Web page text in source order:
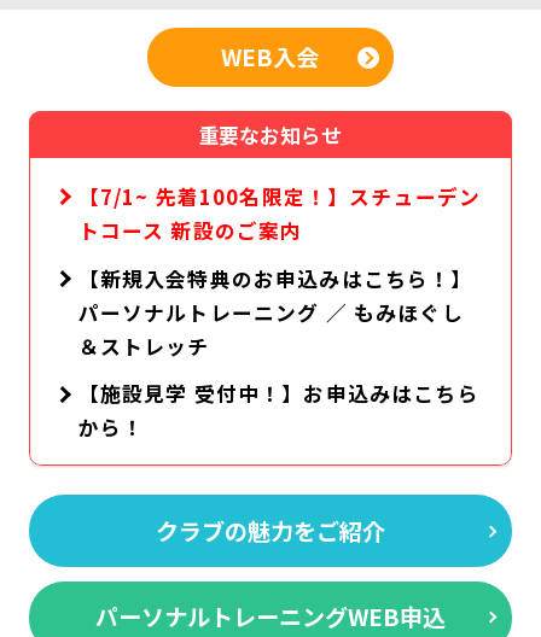
WEB入会
重要なお知らせ
【7/1~ 先着100名限定！】スチューデン
トコース 新設のご案内
【新規入会特典のお申込みはこちら！】
パーソナルトレーニング ／ もみほぐし
＆ストレッチ
【施設見学 受付中！】お申込みはこちら
から！
クラブの魅力をご紹介
パーソナルトレーニングWEB申込